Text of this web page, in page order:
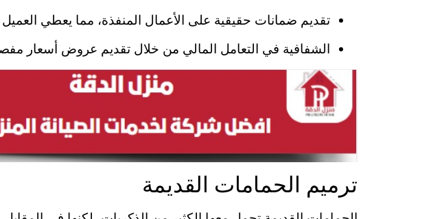
تقديم ضمانات حقيقية على الأعمال المنفذة، مما يعطي العميل
الشفافية في التعامل المالي من خلال تقديم عروض أسعار
ترميم الحمامات القديمة